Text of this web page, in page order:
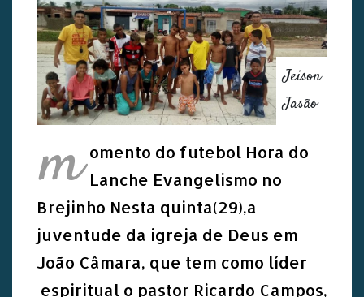
Jeison
Jasão
m omento do futebol Hora do
Lanche Evangelismo no
Brejinho Nesta quinta(29),a
juventude da igreja de Deus em
João Câmara, que tem como líder
espiritual o pastor Ricardo Campos,